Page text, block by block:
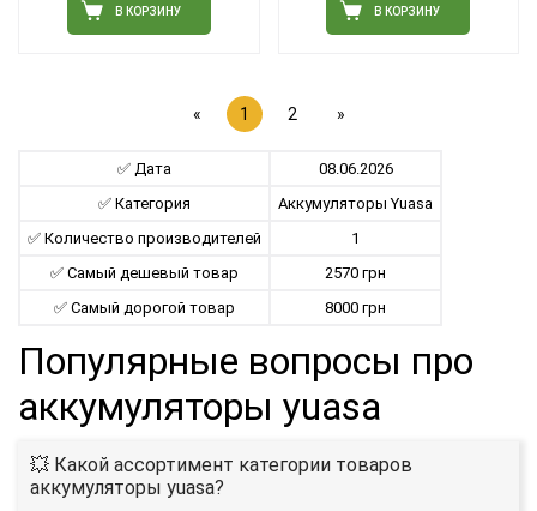
В КОРЗИНУ В КОРЗИНУ
« 1 2 »
✅ Дата
08.06.2026
✅ Категория
Aккумуляторы Yuasa
✅ Количество производителей
1
✅ Самый дешевый товар
2570 грн
✅ Самый дорогой товар
8000 грн
Популярные вопросы про
aккумуляторы yuasa
💥 Какой ассортимент категории товаров
aккумуляторы yuasa?